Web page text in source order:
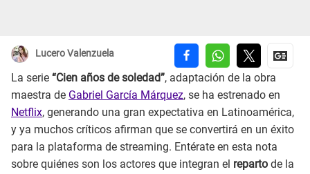
Lucero Valenzuela
La serie “Cien años de soledad”, adaptación de la obra
maestra de Gabriel García Márquez, se ha estrenado en
Netflix, generando una gran expectativa en Latinoamérica,
y ya muchos críticos afirman que se convertirá en un éxito
para la plataforma de streaming. Entérate en esta nota
sobre quiénes son los actores que integran el reparto de la